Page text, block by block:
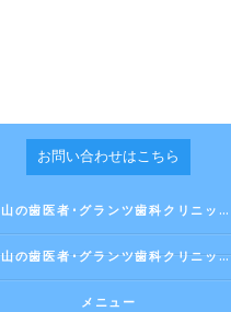
お問い合わせはこちら
流山の歯医者･グランツ歯科クリニックの口コミ情報
流山の歯医者･グランツ歯科クリニックのお客様の声
メニュー